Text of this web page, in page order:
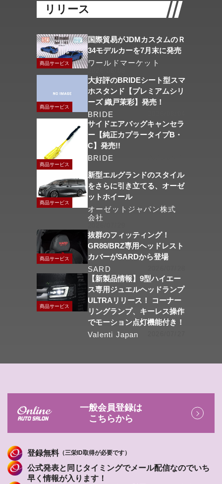
リリース
商品サービス
国際貿易がJDMカスタムのＲ
34モデルカーを7月末に発売
ワールドマーケット
商品サービス
大好評のBRIDEシート型スマ
ホスタンド【プレミアムシリ
ーズ 織戸茉彩】発売！
BRIDE
商品サービス
サイドエアバッグキャンセラ
ー【純正カプラータイプB・
C】発売!!
BRIDE
商品サービス
新型エルグランドのスタイル
をさらに引き立てる、オーゼ
ットホイール
オーゼットジャパン株式
会社
商品サービス
抜群のフィッティング！
GR86/BRZ専用ヘッドレスト
カバーがSARDから登場
SARD
商品サービス
【新製品情報】9型ハイエー
ス専用ジュエルヘッドランプ
ULTRAリリース！ コーナー
リングランプ、キーレス操作
でモーション点灯機能付き！
Valenti Japan
一般会員登録は
こちらから
登録無料（三栄ID取得が必要です）
公式発表と同じタイミングでメール配信なのでいち
早く情報が入ります！